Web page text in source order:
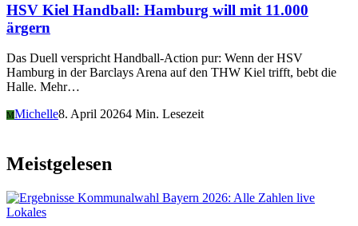
HSV Kiel Handball: Hamburg will mit 11.000
ärgern
Das Duell verspricht Handball-Action pur: Wenn der HSV
Hamburg in der Barclays Arena auf den THW Kiel trifft, bebt die
Halle. Mehr…
MMichelle8. April 20264 Min. Lesezeit
Meistgelesen
Lokales